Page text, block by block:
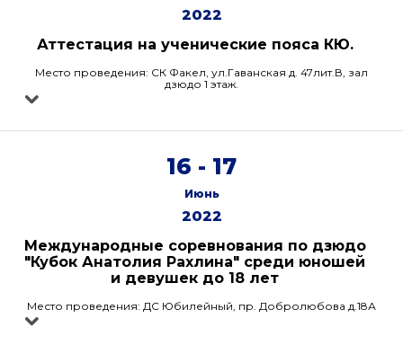
2022
Аттестация на ученические пояса КЮ.
Место проведения: СК Факел, ул.Гаванская д. 47лит.В, зал
дзюдо 1 этаж.
16 - 17
Июнь
2022
Международные соревнования по дзюдо
"Кубок Анатолия Рахлина" среди юношей
и девушек до 18 лет
Место проведения: ДС Юбилейный, пр. Добролюбова д.18А